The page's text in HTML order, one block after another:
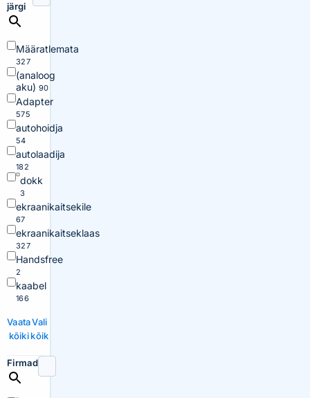
järgi
Määratlemata
327
(analoog
aku) 90
Adapter
575
autohoidja
54
autolaadija
182
dokk
3
ekraanikaitsekile
67
ekraanikaitseklaas
327
Handsfree
2
kaabel
166
Vaata
kõiki
Vali
kõik
Firmad